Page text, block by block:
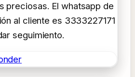
preciosas. El whatsapp de
al cliente es 3333227171
seguimiento.